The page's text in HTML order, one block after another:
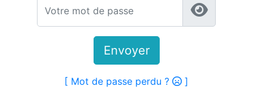
Envoyer
[ Mot de passe perdu ? ]